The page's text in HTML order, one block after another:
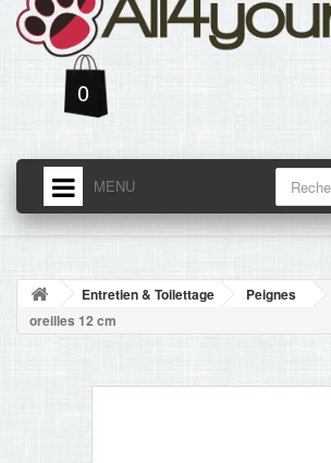
0
MENU
ACCUEIL
NOUVELLES
ACCUEIL
Entretien & Toilettage Peignes
oreilles 12 cm